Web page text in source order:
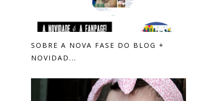
SOBRE A NOVA FASE DO BLOG +
NOVIDAD...